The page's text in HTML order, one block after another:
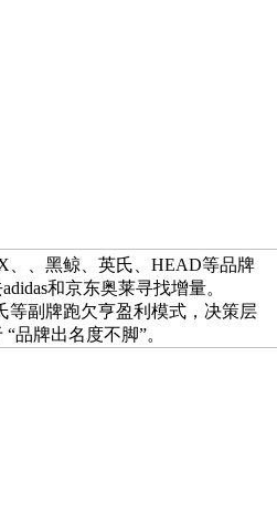
、、黑鲸、英氏、HEAD等品牌
和京东奥莱寻找增量。
副牌跑欠亨盈利模式，决策层
品牌出名度不脚”。